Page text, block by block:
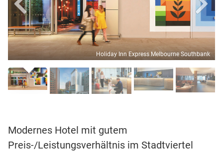
Holiday Inn Express Melbourne Southbank
Modernes Hotel mit gutem
Preis-/Leistungsverhältnis im Stadtviertel